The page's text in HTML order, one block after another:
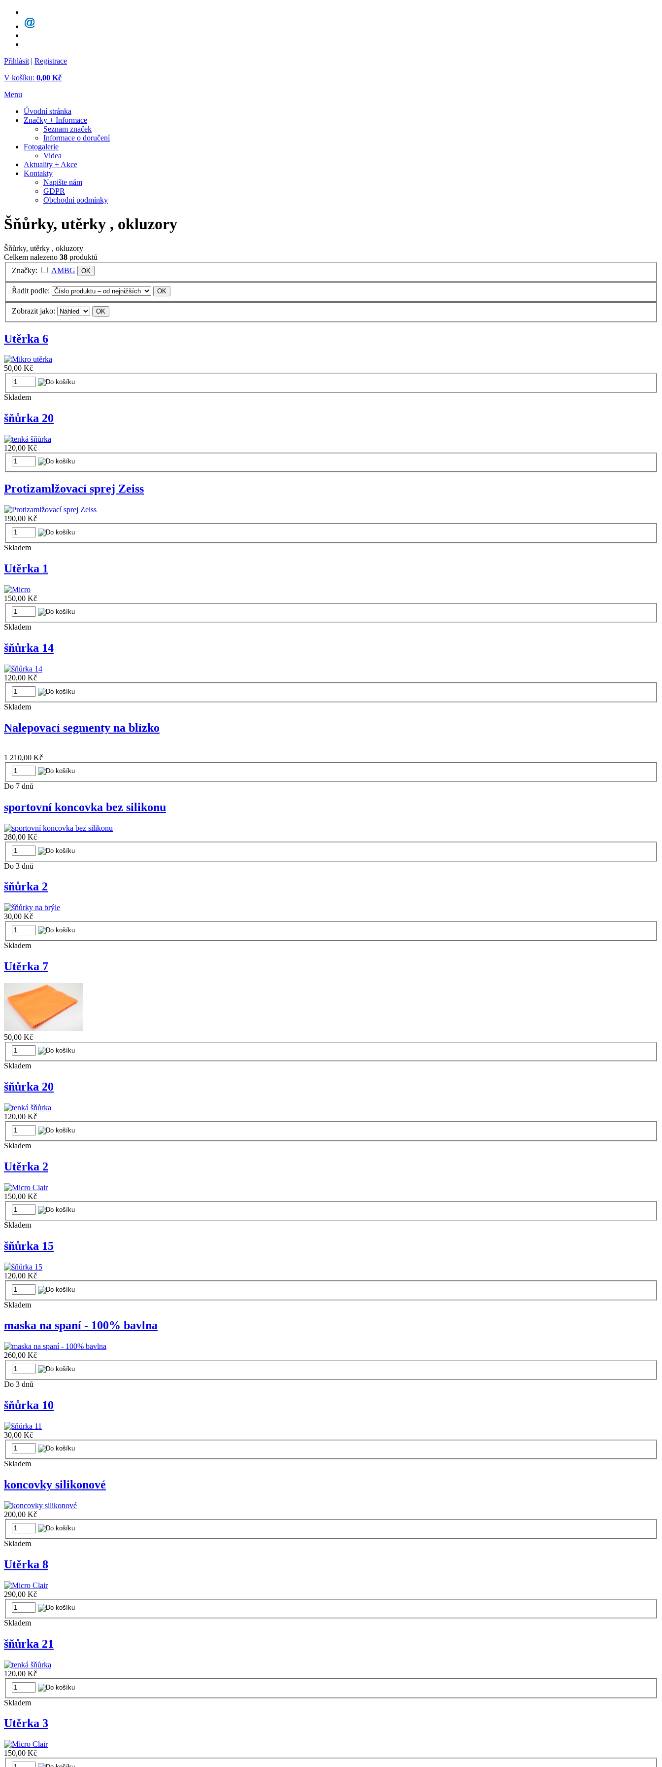
Přihlásit | Registrace
V košíku: 0,00 Kč
Menu
Úvodní stránka
Značky + Informace
Seznam značek
Informace o doručení
Fotogalerie
Videa
Aktuality + Akce
Kontakty
Napište nám
GDPR
Obchodní podmínky
Šňůrky, utěrky , okluzory
Šňůrky, utěrky , okluzory
Celkem nalezeno 38 produktů
Značky:
AMBG
Řadit podle:
Zobrazit jako:
Utěrka 6
50,00 Kč
Skladem
šňůrka 20
120,00 Kč
Protizamlžovací sprej Zeiss
190,00 Kč
Skladem
Utěrka 1
150,00 Kč
Skladem
šňůrka 14
120,00 Kč
Skladem
Nalepovací segmenty na blízko
1 210,00 Kč
Do 7 dnů
sportovní koncovka bez silikonu
280,00 Kč
Do 3 dnů
šňůrka 2
30,00 Kč
Skladem
Utěrka 7
50,00 Kč
Skladem
šňůrka 20
120,00 Kč
Skladem
Utěrka 2
150,00 Kč
Skladem
šňůrka 15
120,00 Kč
Skladem
maska na spaní - 100% bavlna
260,00 Kč
Do 3 dnů
šňůrka 10
30,00 Kč
Skladem
koncovky silikonové
200,00 Kč
Skladem
Utěrka 8
290,00 Kč
Skladem
šňůrka 21
120,00 Kč
Skladem
Utěrka 3
150,00 Kč